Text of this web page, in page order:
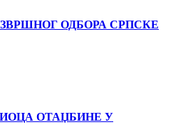
ОДБОРА СРПСКЕ
ОТАЏБИНЕ У